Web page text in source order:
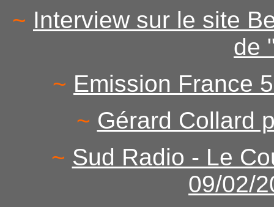
~ Interview sur le site
de
~ Emission France
~ Gérard Collard
~ Sud Radio - Le
09/02/